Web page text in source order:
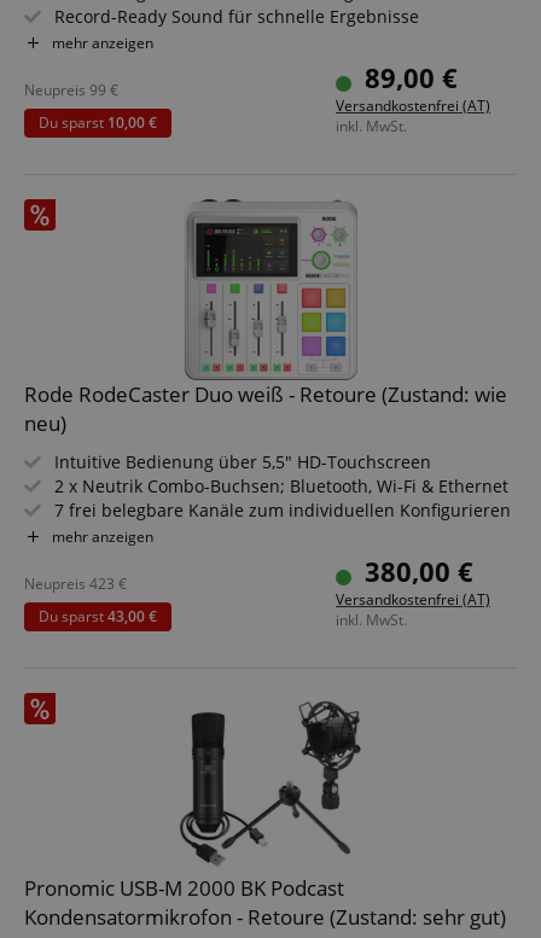
Record-Ready Sound für schnelle Ergebnisse
Nierencharakteristik
Inklusive Mikrofonhalterung, Windschutz und
Transporttasche
mehr anzeigen
89,00 €
Versandkostenfrei (AT)
inkl. MwSt.
Neupreis 99 €
Du sparst 10,00 €
Rode RodeCaster Duo weiß - Retoure (Zustand: wie
neu)
Intuitive Bedienung über 5,5" HD-Touchscreen
2 x Neutrik Combo-Buchsen; Bluetooth, Wi-Fi & Ethernet
7 frei belegbare Kanäle zum individuellen Konfigurieren
des Mixers
Stereo- & Multitrack-Aufnahme auf microSD, USB-
Speicher oder Rechner
2 x USB zum gleichzeitigen Anschluss von 2 Rechnern
oder Mobilgeräten
mehr anzeigen
380,00 €
Versandkostenfrei (AT)
inkl. MwSt.
Neupreis 423 €
Du sparst43,00 €
Pronomic USB-M 2000 BK Podcast
Kondensatormikrofon - Retoure (Zustand: sehr gut)
Cookie
Stunde
59
Minuten
etc.).
Google-